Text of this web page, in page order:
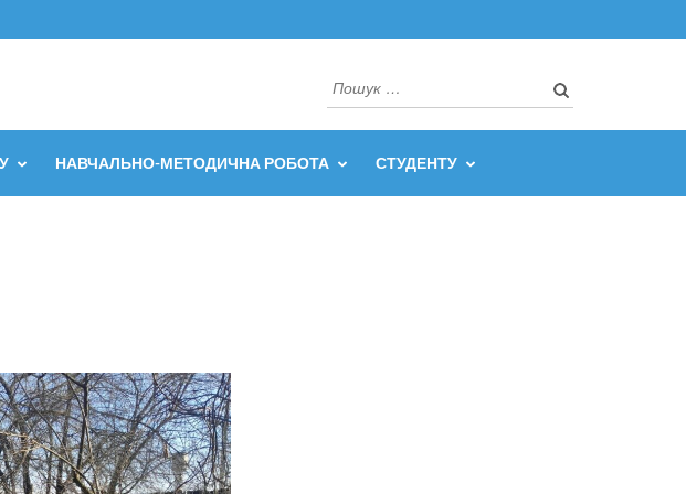
Пошук:
НАВЧАЛЬНО-МЕТОДИЧНА РОБОТА СТУДЕНТУ